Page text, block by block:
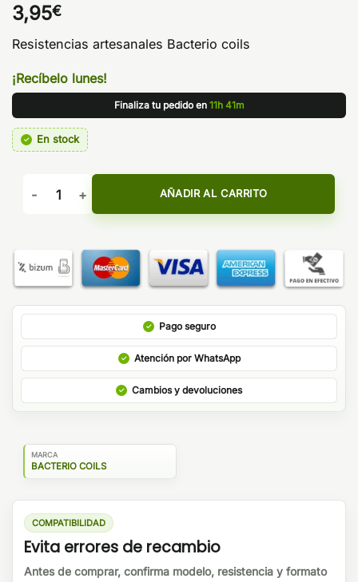
Valorado
con5 de 5
1
valoración
cliente
3,95€
Resistencias artesanales Bacterio coils
¡Recíbelo lunes!
Finaliza tu pedido en 11h 41m
En stock
FUSED LOW COST - BACTERIO COILS cantidad
AÑADIR AL CARRITO
Pago seguro
Atención por WhatsApp
Cambios y devoluciones
MARCA
BACTERIO COILS
COMPATIBILIDAD
Evita errores de recambio
Antes de comprar, confirma modelo, resistencia y formato